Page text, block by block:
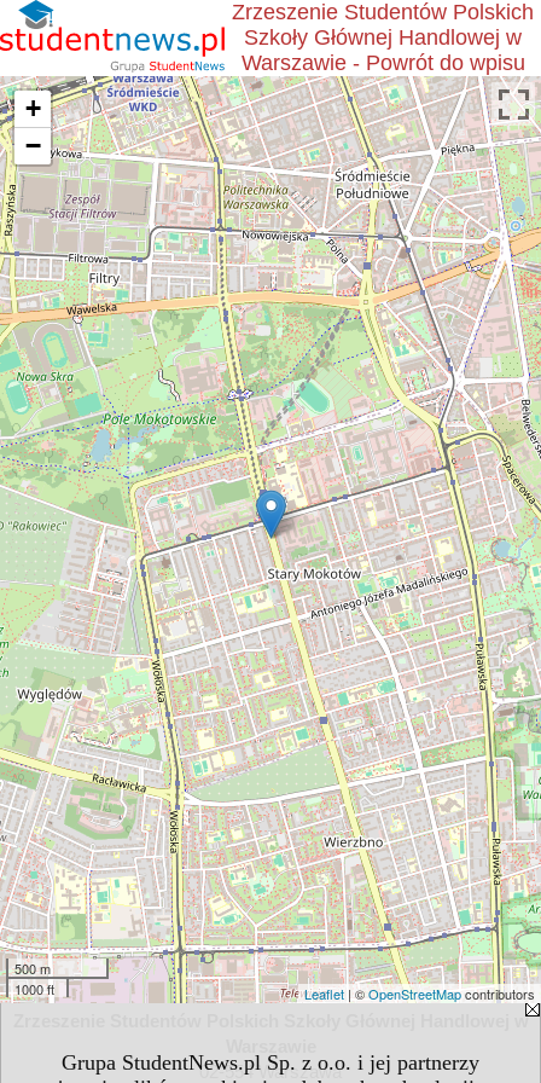
Grupa StudentNews.pl Sp. z o.o. i jej partnerzy
Zrzeszenie Studentów Polskich
Szkoły Głównej Handlowej w
Warszawie - Powrót do wpisu
+
−
500 m
1000 ft
Leaflet | ©OpenStreetMapcontributors
Zrzeszenie Studentów Polskich Szkoły Głównej Handlowej w
02-554 Warszawa